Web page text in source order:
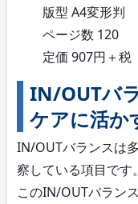
版型 A4変形判
ページ数 120
定価 907円＋税
IN/OUTバ
ケアに活か
IN/OUTバランスは
察している項目です。
このIN/OUTバラン